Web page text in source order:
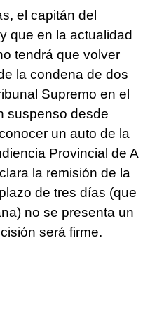
el capitán del
que en la actualidad
tendrá que volver
la condena de dos
Supremo en el
suspenso desde
un auto de la
Provincial de A
la remisión de la
de tres días (que
no se presenta un
será firme.